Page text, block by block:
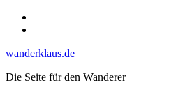
Skip
wanderklaus.de
Die Seite für den Wanderer